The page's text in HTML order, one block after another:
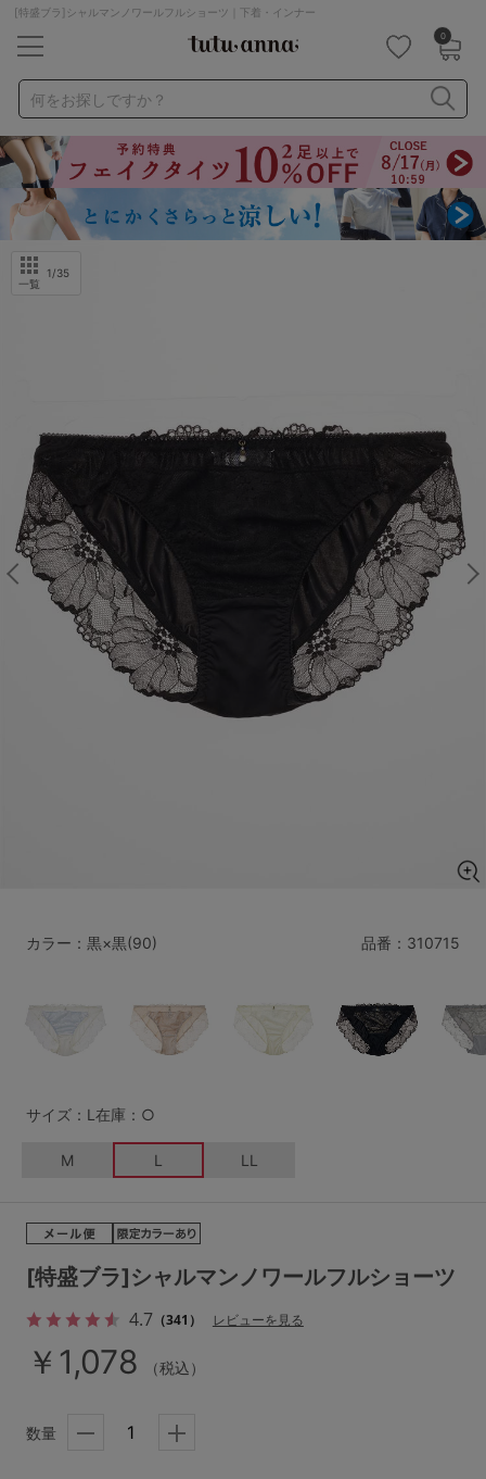
[特盛ブラ]シャルマンノワールフルショーツ｜下着・インナー
0
何をお探しですか？
ナイトブラ ノンワイヤー 特盛ブラ
チューブトップ
折り畳み
パジャマ ストッキング
キャミソール
ルームウェア
ライフスタイル
マタニティ ギフトラッピング
SALE
サイズからブラを探す
A70
F65 F70
H70
L LL
S-CD S-EF
M-AB M-CD M-EF
L-AB L-CD L-EF
LL-EF
サイズの表示を閉じる
～999円 1,000～1,999円
4,000円～
セールアイテムから探す
セールアイテム
その他から探す
お気に入り
一覧
1/35
品番： 310715
[特盛ブラ]シャルマンノワールフルショーツ
4.7（341） レビューを見る
￥1,078 （税込）
カラー：黒×黒(90)
サイズ：L 在庫：○
M L LL
数量